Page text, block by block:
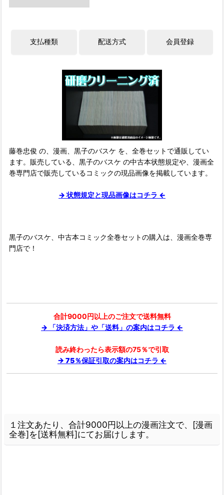
藤巻忠俊 の、漫画、黒子のバスケ を、全巻セットで通販してい
ます。販売している、黒子のバスケ の中古本状態規定や、漫画全
巻専門店で販売しているコミックの現品画像を掲載しています。
→ 状態規定と現品画像はコチラ ←
黒子のバスケ、中古本コミック全巻セットの購入は、漫画全巻専
門店で！
合計9000円以上のご注文で送料無料
→ 「決済方法」や「送料」の案内はコチラ ←
読み終わったら表示額の75％で引取
→ 75％保証引取の案内はコチラ ←
１注文あたり、合計9000円以上の漫画注文で、[漫画
全巻]を[送料無料]にてお届けします。